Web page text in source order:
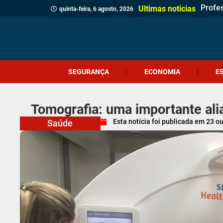
quinta-feira, 6 agosto, 2026 Ultimas noticias Içara
Idosa
PM
Coral
Içara
SEGURANÇA ECONOMIA
Tomografia: uma importante
Saúde Esta notícia foi publicada em 23